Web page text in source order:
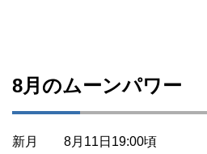
8月のムーンパワー
新月 8月11日19:00頃